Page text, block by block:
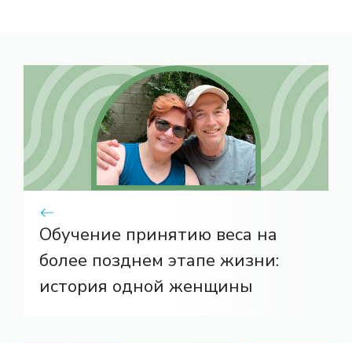
Обучение принятию веса на
более позднем этапе жизни:
история одной женщины